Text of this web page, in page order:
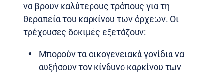
να βρουν καλύτερους τρόπους για τη
θεραπεία του καρκίνου των όρχεων. Οι
τρέχουσες δοκιμές εξετάζουν:
Μπορούν τα οικογενειακά γονίδια να
αυξήσουν τον κίνδυνο καρκίνου των